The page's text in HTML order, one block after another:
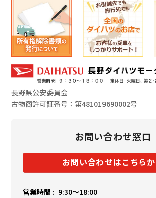
長野県公安委員会
古物商許可証番号：第481019690002号
お問い合わせ窓口
お問い合わせはこちら
営業時間 : 9:30〜18:00